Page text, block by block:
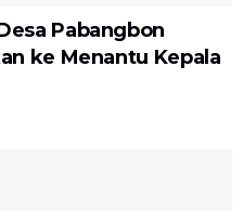
Pabangbon
ke Menantu Kepala